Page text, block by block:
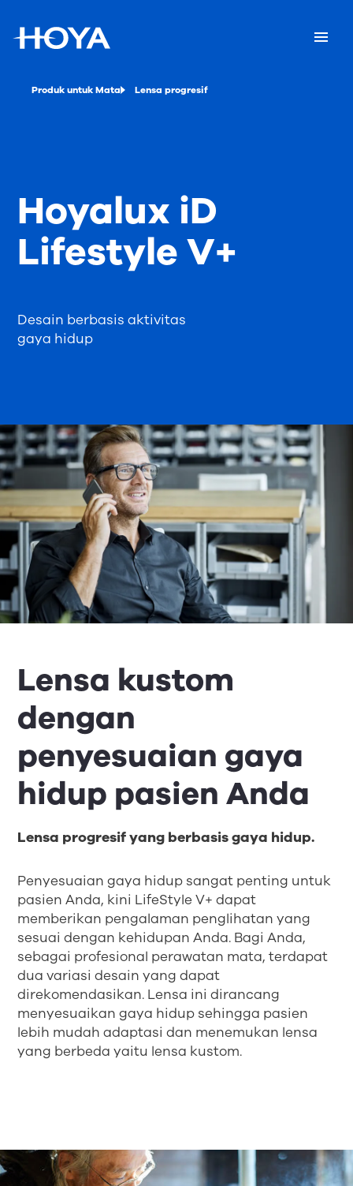
Produk untuk Mata Lensa progresif
Desain berbasis aktivitas
gaya hidup
Hoyalux iD
Lifestyle V+
Lensa kustom
dengan
penyesuaian gaya
hidup pasien Anda
Lensa progresif yang berbasis gaya hidup.
Penyesuaian gaya hidup sangat penting untuk
pasien Anda, kini LifeStyle V+ dapat
memberikan pengalaman penglihatan yang
sesuai dengan kehidupan Anda. Bagi Anda,
sebagai profesional perawatan mata, terdapat
dua variasi desain yang dapat
direkomendasikan. Lensa ini dirancang
menyesuaikan gaya hidup sehingga pasien
lebih mudah adaptasi dan menemukan lensa
yang berbeda yaitu lensa kustom.